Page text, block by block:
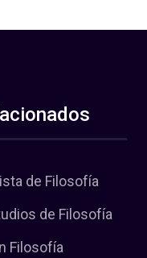
de Filosofía
de Filosofía
Filosofía